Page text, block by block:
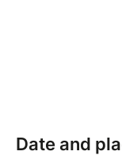
Date and